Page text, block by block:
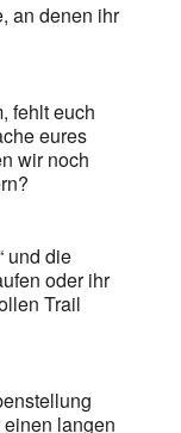
an denen ihr
fehlt euch
eures
wir noch
und die
oder ihr
Trail
langen